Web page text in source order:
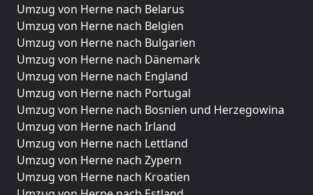
Umzug von Herne nach Belarus
Umzug von Herne nach Belgien
Umzug von Herne nach Bulgarien
Umzug von Herne nach Dänemark
Umzug von Herne nach England
Umzug von Herne nach Portugal
Umzug von Herne nach Bosnien und Herzegowina
Umzug von Herne nach Irland
Umzug von Herne nach Lettland
Umzug von Herne nach Zypern
Umzug von Herne nach Kroatien